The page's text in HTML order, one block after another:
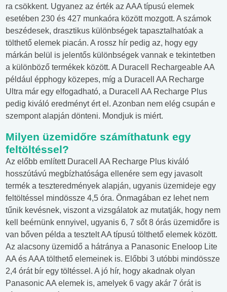
ra csökkent. Ugyanez az érték az AAA típusú elemek
esetében 230 és 427 munkaóra között mozgott. A számok
beszédesek, drasztikus különbségek tapasztalhatóak a
tölthető elemek piacán. A rossz hír pedig az, hogy egy
márkán belül is jelentős különbségek vannak e tekintetben
a különböző termékek között. A Duracell Rechargeable AA
például épphogy közepes, míg a Duracell AA Recharge
Ultra már egy elfogadható, a Duracell AA Recharge Plus
pedig kiváló eredményt ért el. Azonban nem elég csupán e
szempont alapján dönteni. Mondjuk is miért.
Milyen üzemidőre számíthatunk egy
feltöltéssel?
Az előbb említett Duracell AA Recharge Plus kiváló
hosszútávú megbízhatósága ellenére sem egy javasolt
termék a teszteredmények alapján, ugyanis üzemideje egy
feltöltéssel mindössze 4,5 óra. Önmagában ez lehet nem
tűnik kevésnek, viszont a vizsgálatok az mutatják, hogy nem
kell beérnünk ennyivel, ugyanis 6, 7 sőt 8 órás üzemidőre is
van bőven példa a tesztelt AA típusú tölthető elemek között.
Az alacsony üzemidő a hátránya a Panasonic Eneloop Lite
AA és AAA tölthető elemeinek is. Előbbi 3 utóbbi mindössze
2,4 órát bír egy töltéssel. A jó hír, hogy akadnak olyan
Panasonic AA elemek is, amelyek 6 vagy akár 7 órát is